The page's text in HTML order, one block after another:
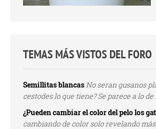
TEMAS MÁS VISTOS DEL FORO
Semillitas blancasNo seran gusanos
cestodes lo que tiene? Se parece a lo de
¿Pueden cambiar el color del pelo los
cambiando de color solo revelando